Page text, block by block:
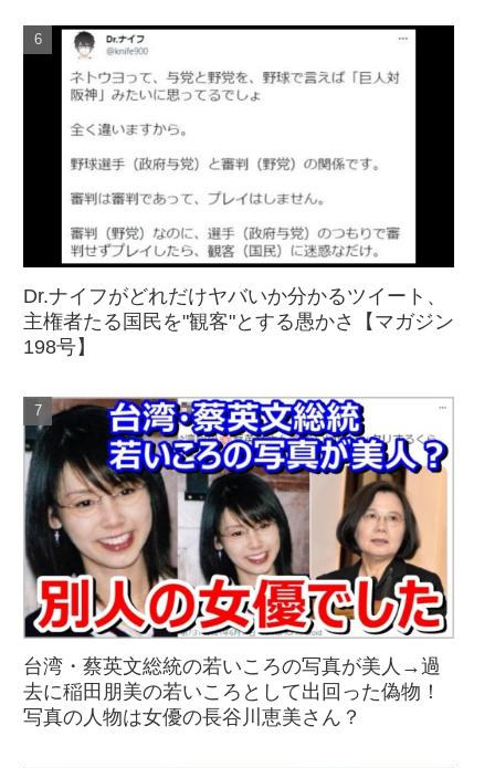
Dr.ナイフがどれだけヤバいか分かるツイート、
主権者たる国民を"観客"とする愚かさ【マガジン
198号】
台湾・蔡英文総統の若いころの写真が美人→過
去に稲田朋美の若いころとして出回った偽物！
写真の人物は女優の長谷川恵美さん？